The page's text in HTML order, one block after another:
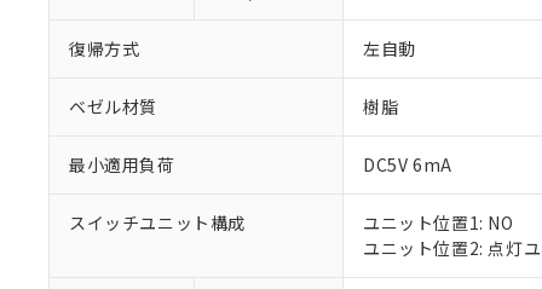
復帰方式 左自動
ベゼル材質 樹脂
最小適用負荷 DC5V 6mA
スイッチユニット構成
ユニット位置1: NO
ユニット位置2: 点灯